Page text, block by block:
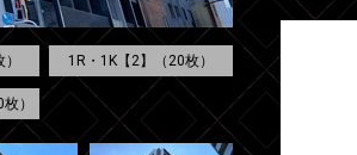
1R・1K【2】（20枚）
）